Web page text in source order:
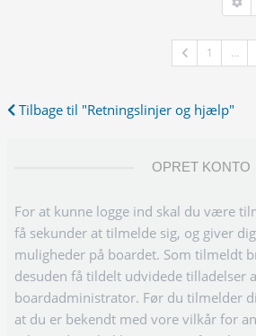
1 …
Tilbage til "Retningslinjer og hjælp"
OPRET KONTO
For at kunne logge ind skal du være
få sekunder at tilmelde sig, og giver
muligheder på boardet. Som tilmeldt
desuden få tildelt udvidede tilladelser
boardadministrator. Før du tilmelder
at du er bekendt med vore vilkår for